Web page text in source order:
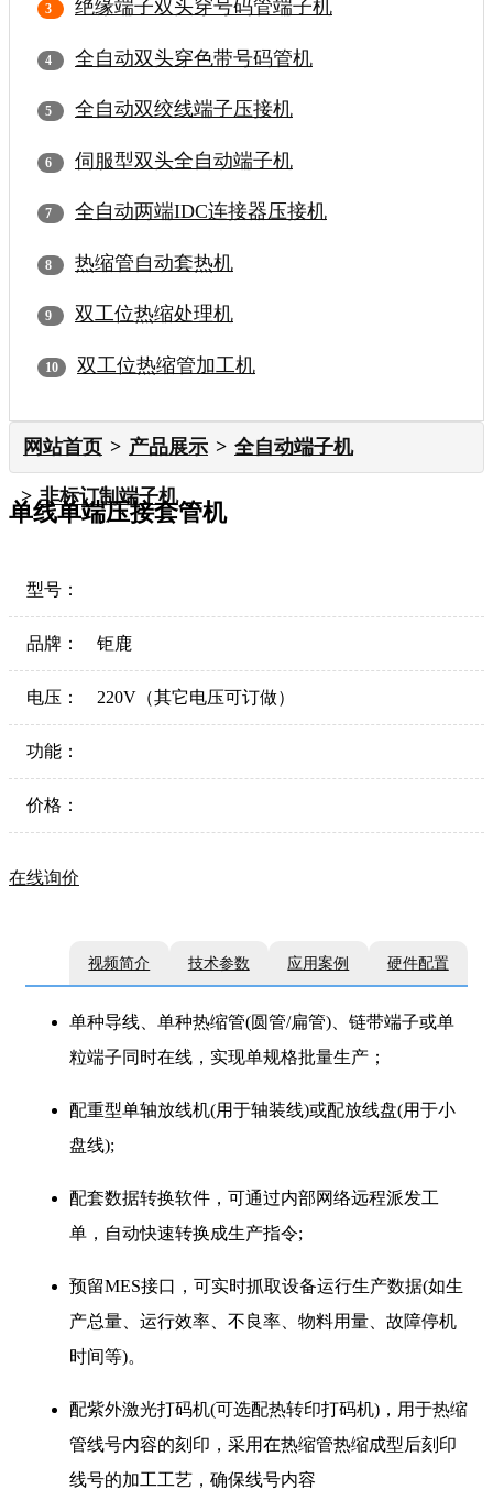
绝缘端子双头穿号码管端子机
全自动双头穿色带号码管机
全自动双绞线端子压接机
伺服型双头全自动端子机
全自动两端IDC连接器压接机
热缩管自动套热机
双工位热缩处理机
双工位热缩管加工机
网站首页 产品展示 全自动端子机
非标订制端子机
单线单端压接套管机
型号：
品牌： 钜鹿
电压： 220V（其它电压可订做）
功能：
价格：
在线询价
视频简介 技术参数 应用案例 硬件配置
单种导线、单种热缩管(圆管/扁管)、链带端子或单
粒端子同时在线，实现单规格批量生产；
配重型单轴放线机(用于轴装线)或配放线盘(用于小
盘线);
配套数据转换软件，可通过内部网络远程派发工
单，自动快速转换成生产指令;
预留MES接口，可实时抓取设备运行生产数据(如生
产总量、运行效率、不良率、物料用量、故障停机
时间等)。
配紫外激光打码机(可选配热转印打码机)，用于热缩
管线号内容的刻印，采用在热缩管热缩成型后刻印
线号的加工工艺，确保线号内容